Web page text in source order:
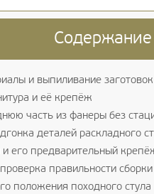
Содержание
и выпиливание
и её крепёж
часть из фанеры без
деталей раскладного
и его предварительный
правильности
положения походного стула